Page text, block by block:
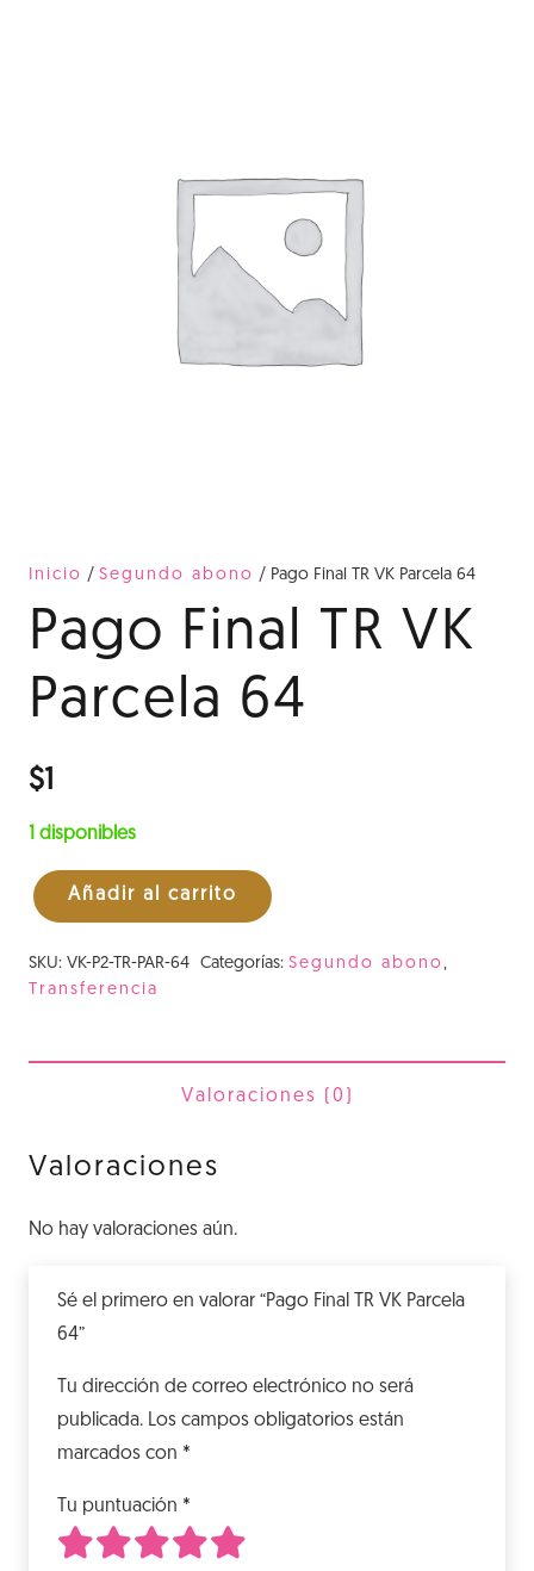
Inicio / Segundo abono / Pago Final TR VK Parcela 64
Pago Final TR VK
Parcela 64
$1
1 disponibles
Pago
TR
Añadir al carrito
SKU: VK-P2-TR-PAR-64 Categorías: Segundo abono,
Transferencia
Valoraciones (0)
Valoraciones
No hay valoraciones aún.
Sé el primero en valorar “Pago Final TR VK Parcela
64”
Tu dirección de correo electrónico no será
publicada. Los campos obligatorios están
marcados con *
Tu puntuación *